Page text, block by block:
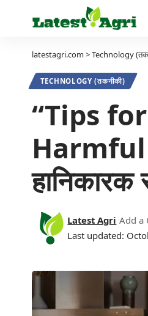
latestagri.com>Technology
TECHNOLOGY (तकनीकी)
“Tips
Harmful
Last updated:
Latest Agri Add a